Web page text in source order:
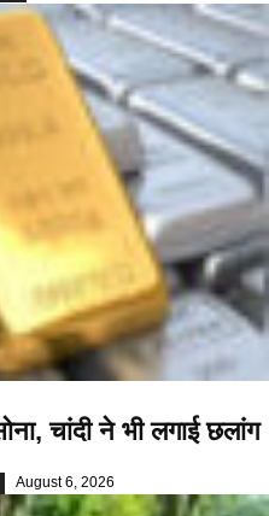
चांदी ने भी लगाई छलांग
August 6, 2026